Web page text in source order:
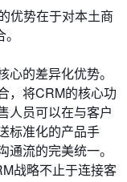
优势在于对本土商
心的差异化优势。
，将CRM的核心功
人员可以在与客户
标准化的产品手
流的完美统一。
战略不止于连接客